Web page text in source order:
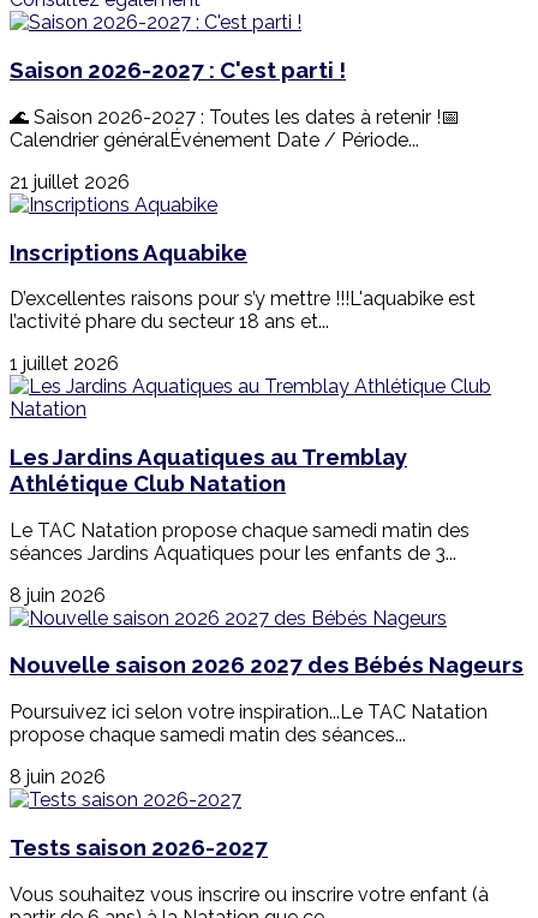
Saison 2026-2027 : C'est parti !
🌊 Saison 2026-2027 : Toutes les dates à retenir !📅
Calendrier généralÉvénement Date / Période...
21 juillet 2026
Inscriptions Aquabike
D’excellentes raisons pour s’y mettre !!!L'aquabike est
l’activité phare du secteur 18 ans et...
1 juillet 2026
Les Jardins Aquatiques au Tremblay
Athlétique Club Natation
Le TAC Natation propose chaque samedi matin des
séances Jardins Aquatiques pour les enfants de 3...
8 juin 2026
Nouvelle saison 2026 2027 des Bébés Nageurs
Poursuivez ici selon votre inspiration...Le TAC Natation
propose chaque samedi matin des séances...
8 juin 2026
Tests saison 2026-2027
Vous souhaitez vous inscrire ou inscrire votre enfant (à